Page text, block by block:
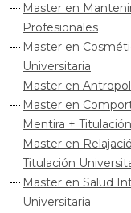
Master en
Profesionales
Master en
Universitaria
Master en
Master en
Mentira +
Master en
Titulación
Master en Salud
Universitaria